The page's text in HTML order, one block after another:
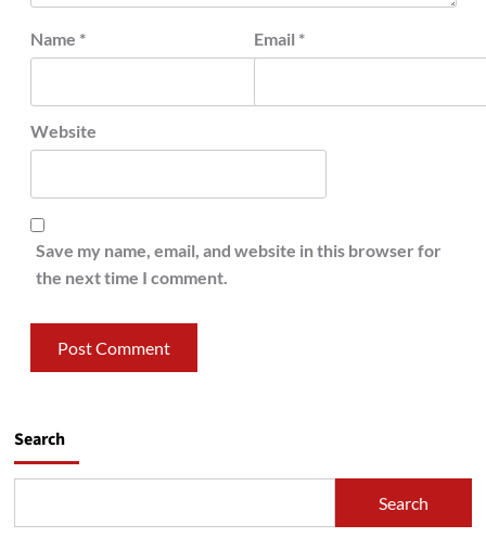
Name * Email *
Website
Save my name, email, and website in this browser for
the next time I comment.
Search
Search